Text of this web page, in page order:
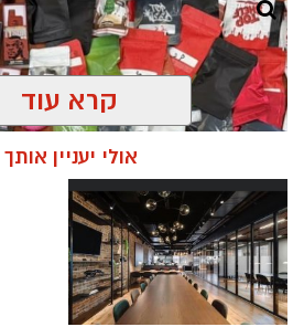
קרא עוד
אולי יעניין